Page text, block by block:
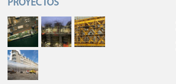
PROYECTOS